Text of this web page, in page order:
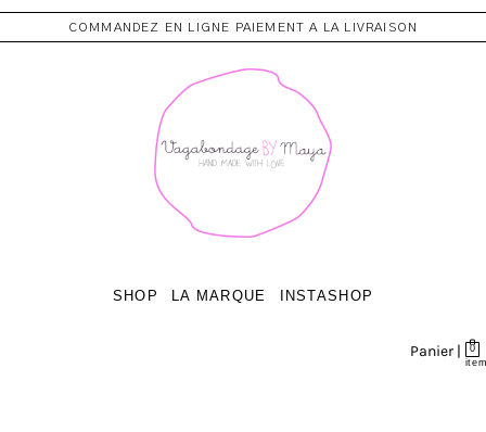
COMMANDEZ EN LIGNE PAIEMENT A LA LIVRAISON
SHOP LA MARQUE INSTASHOP
0
Panier |